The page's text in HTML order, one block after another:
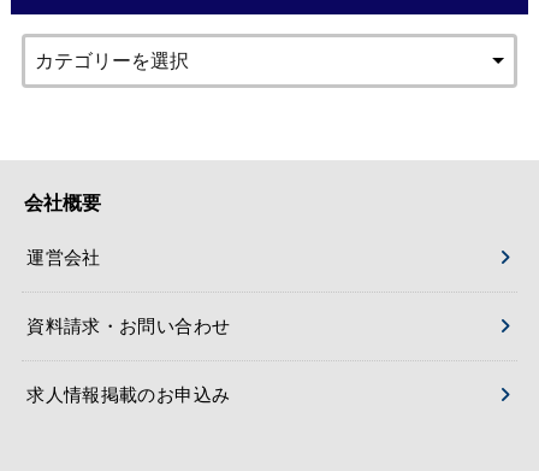
会社概要
運営会社
資料請求・お問い合わせ
求人情報掲載のお申込み